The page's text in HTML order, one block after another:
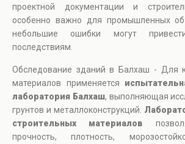
проектной документации и
особенно важно для промышленных
небольшие ошибки могут
последствиям.
Обследование зданий в Балхаш - Для
материалов применяется
лаборатория Балхаш, выполняющая
грунтов и металлоконструкций.
строительных материалов
прочность, плотность,